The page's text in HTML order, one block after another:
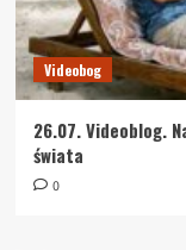
Videobog
26.07. Videoblog.
świata
0